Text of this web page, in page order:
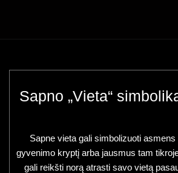
Sapno „Vieta“
Sapne vieta gali simbolizuoti asmens
gyvenimo kryptį arba jausmus tam
gali reikšti norą atrasti savo vietą